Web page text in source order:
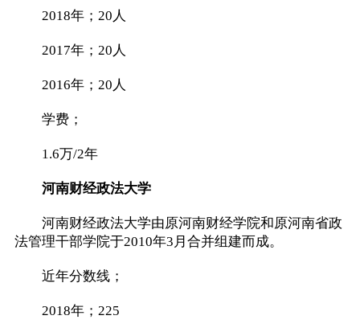
2018年；20人
2017年；20人
2016年；20人
学费；
1.6万/2年
河南财经政法大学
河南财经政法大学由原河南财经学院和原河南省政
法管理干部学院于2010年3月合并组建而成。
近年分数线；
2018年；225